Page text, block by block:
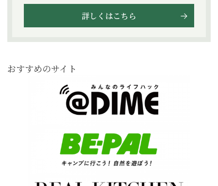
詳しくはこちら
おすすめのサイト